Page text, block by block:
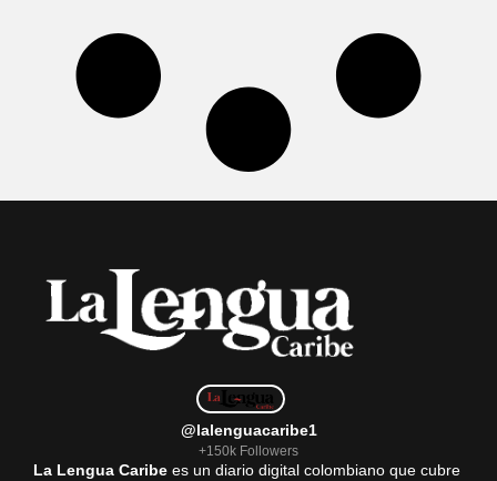
@lalenguacaribe1
+150k Followers
La Lengua Caribe es un diario digital colombiano que cubre